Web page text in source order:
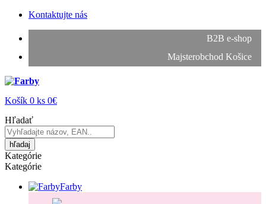
Kontaktujte nás
B2B e-shop
Majsterobchod Košice
Košík 0 ks 0€
Hľadať
hľadaj
Kategórie
Kategórie
Farby